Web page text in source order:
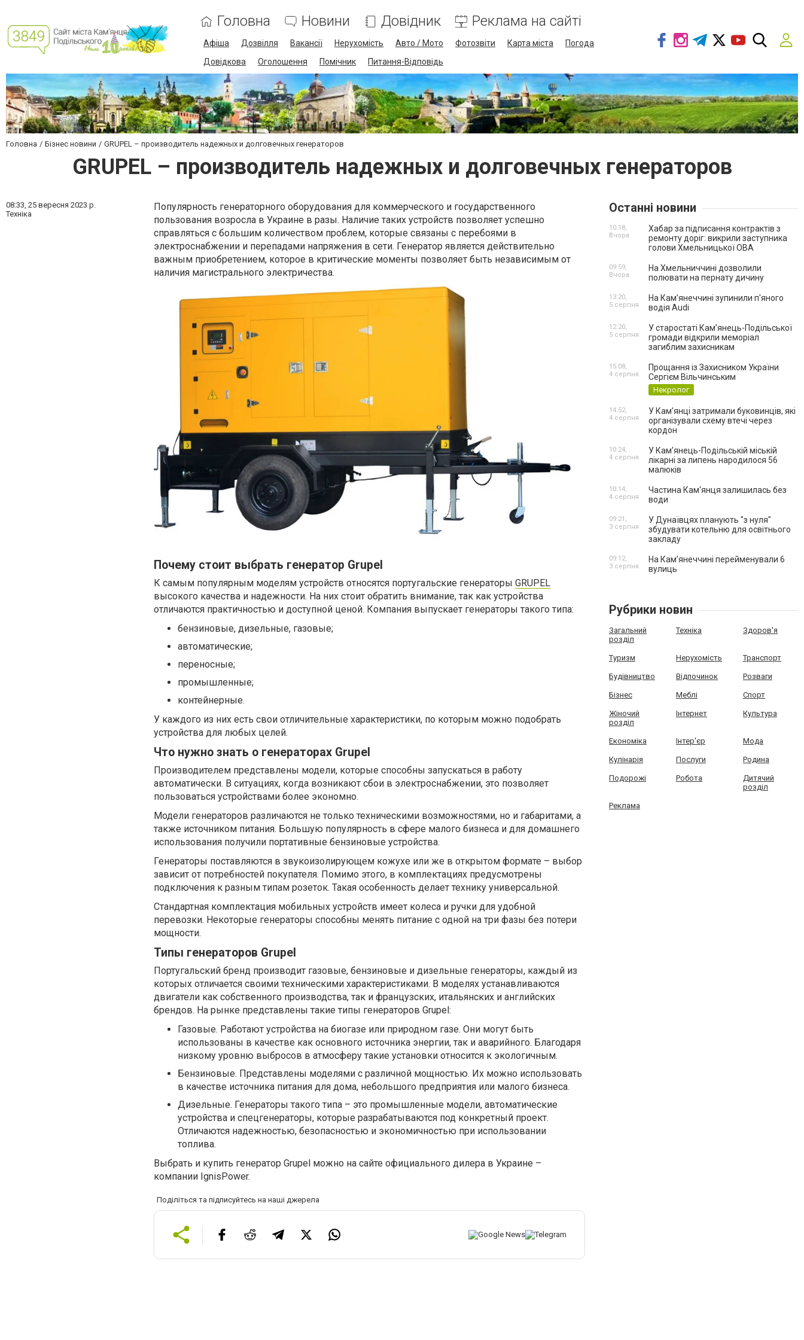
Головна Новини Довідник Реклама на сайті
Афіша Дозвілля Вакансії Нерухомість Авто / Мото Фотозвіти Карта міста
Погода
Довідкова
Оголошення Помічник Питання-Відповідь
Головна Бізнес новини GRUPEL – производитель надежных и долговечных генераторов
GRUPEL – производитель надежных и долговечных генераторов
08:33, 25 вересня 2023 р.
Техніка
Популярность генераторного оборудования для коммерческого и государственного
пользования возросла в Украине в разы. Наличие таких устройств позволяет успешно
справляться с большим количеством проблем, которые связаны с перебоями в
электроснабжении и перепадами напряжения в сети. Генератор является действительно
важным приобретением, которое в критические моменты позволяет быть независимым от
наличия магистрального электричества.
Почему стоит выбрать генератор Grupel
К самым популярным моделям устройств относятся португальские генераторы GRUPEL
высокого качества и надежности. На них стоит обратить внимание, так как устройства
отличаются практичностью и доступной ценой. Компания выпускает генераторы такого типа:
бензиновые, дизельные, газовые;
автоматические;
переносные;
промышленные;
контейнерные.
У каждого из них есть свои отличительные характеристики, по которым можно подобрать
устройства для любых целей.
Что нужно знать о генераторах Grupel
Производителем представлены модели, которые способны запускаться в работу
автоматически. В ситуациях, когда возникают сбои в электроснабжении, это позволяет
пользоваться устройствами более экономно.
Модели генераторов различаются не только техническими возможностями, но и габаритами, а
также источником питания. Большую популярность в сфере малого бизнеса и для домашнего
использования получили портативные бензиновые устройства.
Генераторы поставляются в звукоизолирующем кожухе или же в открытом формате – выбор
зависит от потребностей покупателя. Помимо этого, в комплектациях предусмотрены
подключения к разным типам розеток. Такая особенность делает технику универсальной.
Стандартная комплектация мобильных устройств имеет колеса и ручки для удобной
перевозки. Некоторые генераторы способны менять питание с одной на три фазы без потери
мощности.
Типы генераторов Grupel
Португальский бренд производит газовые, бензиновые и дизельные генераторы, каждый из
которых отличается своими техническими характеристиками. В моделях устанавливаются
двигатели как собственного производства, так и французских, итальянских и английских
брендов. На рынке представлены такие типы генераторов Grupel:
Газовые. Работают устройства на биогазе или природном газе. Они могут быть
использованы в качестве как основного источника энергии, так и аварийного. Благодаря
низкому уровню выбросов в атмосферу такие установки относится к экологичным.
Бензиновые. Представлены моделями с различной мощностью. Их можно использовать
в качестве источника питания для дома, небольшого предприятия или малого бизнеса.
Дизельные. Генераторы такого типа – это промышленные модели, автоматические
устройства и спецгенераторы, которые разрабатываются под конкретный проект.
Отличаются надежностью, безопасностью и экономичностью при использовании
топлива.
Выбрать и купить генератор Grupel можно на сайте официального дилера в Украине –
компании IgnisPower.
Поділіться та підписуйтесь на наші джерела
Останні новини
Хабар за підписання контрактів з
ремонту доріг: викрили заступника
голови Хмельницької ОВА
10:18,
Вчора
На Хмельниччині дозволили
полювати на пернату дичину
09:59,
Вчора
На Камʼянеччині зупинили п'яного
водія Audi
13:20,
5 серпня
У старостаті Кам’янець-Подільської
громади відкрили меморіал
загиблим захисникам
12:20,
5 серпня
Прощання із Захисником України
Сергієм Вільчинським
Некролог
15:08,
4 серпня
У Кам’янці затримали буковинців, які
організували схему втечі через
кордон
14:52,
4 серпня
У Кам’янець-Подільській міській
лікарні за липень народилося 56
малюків
10:24,
4 серпня
Частина Кам'янця залишилась без
води
10:14,
4 серпня
У Дунаївцях планують "з нуля"
збудувати котельню для освітнього
закладу
09:21,
3 серпня
На Камʼянеччині перейменували 6
вулиць
09:12,
3 серпня
Рубрики новин
Загальний
розділ
Техніка Здоров'я
Туризм Нерухомість Транспорт
Будівництво Відпочинок Розваги
Бізнес Меблі Спорт
Жіночий
розділ
Інтернет Культура
Економіка Інтер'єр Мода
Кулінарія Послуги Родина
Подорожі Робота
Дитячий
розділ
Реклама